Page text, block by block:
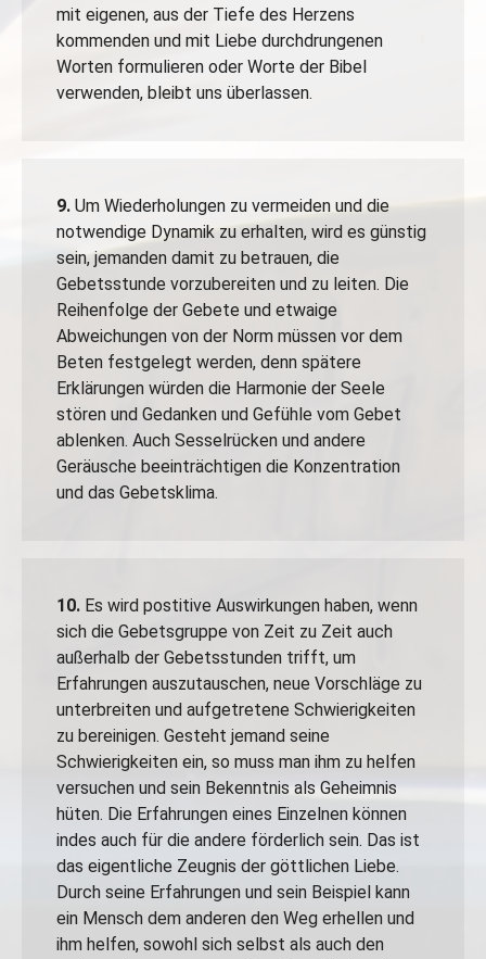
mit eigenen, aus der Tiefe des Herzens
kommenden und mit Liebe durchdrungenen
Worten formulieren oder Worte der Bibel
verwenden, bleibt uns überlassen.
9. Um Wiederholungen zu vermeiden und die
notwendige Dynamik zu erhalten, wird es günstig
sein, jemanden damit zu betrauen, die
Gebetsstunde vorzubereiten und zu leiten. Die
Reihenfolge der Gebete und etwaige
Abweichungen von der Norm müssen vor dem
Beten festgelegt werden, denn spätere
Erklärungen würden die Harmonie der Seele
stören und Gedanken und Gefühle vom Gebet
ablenken. Auch Sesselrücken und andere
Geräusche beeinträchtigen die Konzentration
und das Gebetsklima.
10. Es wird postitive Auswirkungen haben, wenn
sich die Gebetsgruppe von Zeit zu Zeit auch
außerhalb der Gebetsstunden trifft, um
Erfahrungen auszutauschen, neue Vorschläge zu
unterbreiten und aufgetretene Schwierigkeiten
zu bereinigen. Gesteht jemand seine
Schwierigkeiten ein, so muss man ihm zu helfen
versuchen und sein Bekenntnis als Geheimnis
hüten. Die Erfahrungen eines Einzelnen können
indes auch für die andere förderlich sein. Das ist
das eigentliche Zeugnis der göttlichen Liebe.
Durch seine Erfahrungen und sein Beispiel kann
ein Mensch dem anderen den Weg erhellen und
ihm helfen, sowohl sich selbst als auch den